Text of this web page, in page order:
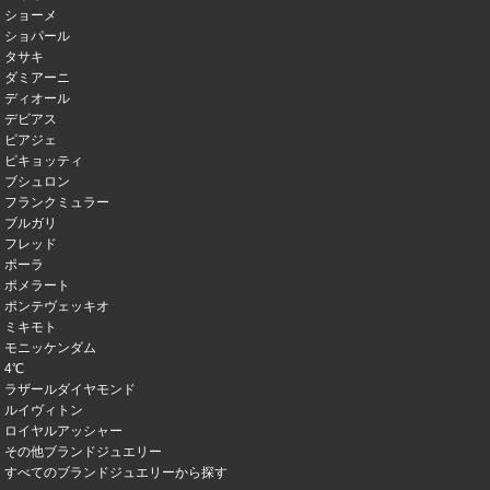
ショーメ
ショパール
タサキ
ダミアーニ
ディオール
デビアス
ピアジェ
ピキョッティ
ブシュロン
フランクミュラー
ブルガリ
フレッド
ポーラ
ポメラート
ポンテヴェッキオ
ミキモト
モニッケンダム
4℃
ラザールダイヤモンド
ルイヴィトン
ロイヤルアッシャー
その他ブランドジュエリー
すべてのブランドジュエリーから探す